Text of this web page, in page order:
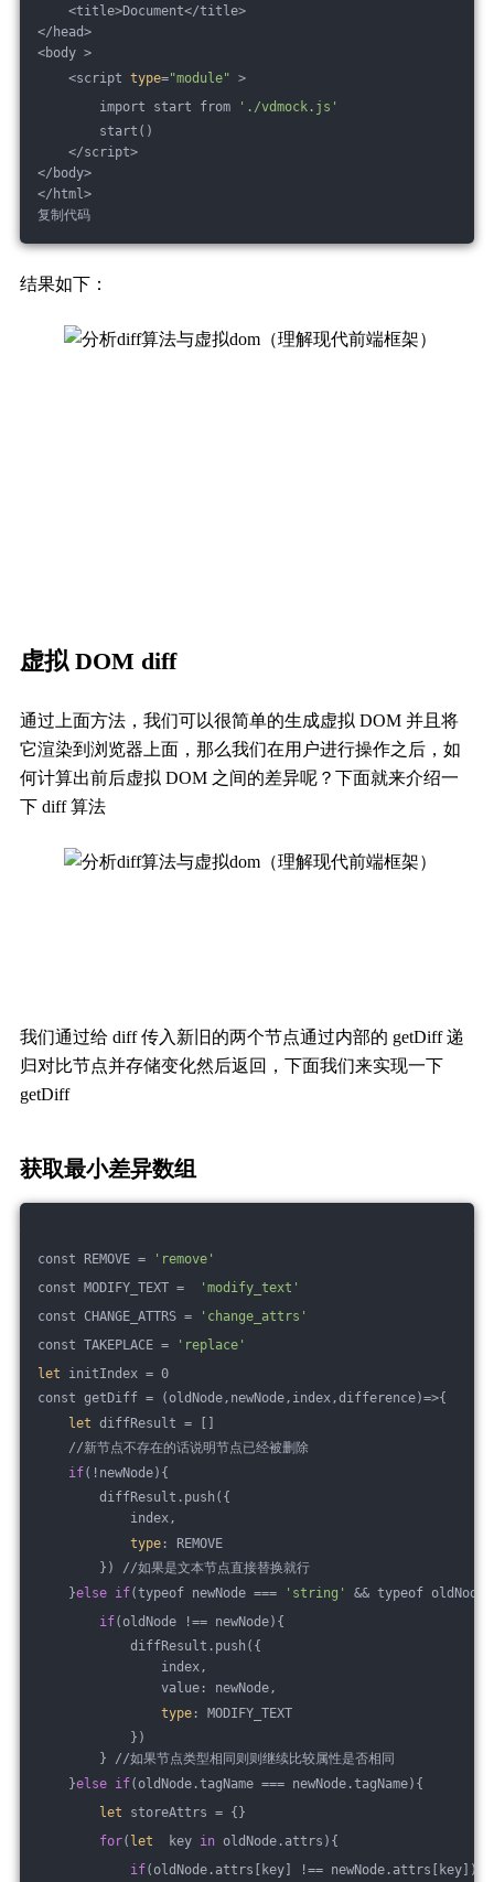
<title>Document</title>
</head>
<body >
<script type="module" >
import start from
'./vdmock.js'
start()
</script>
</body>
</html>
复制代码
结果如下：
虚拟 DOM diff
通过上面方法，我们可以很简单的生成虚拟 DOM 并且将
它渲染到浏览器上面，那么我们在用户进行操作之后，如
何计算出前后虚拟 DOM 之间的差异呢？下面就来介绍一
下 diff 算法
我们通过给 diff 传入新旧的两个节点通过内部的 getDiff 递
归对比节点并存储变化然后返回，下面我们来实现一下
getDiff
获取最小差异数组
const REMOVE =
'remove'
const MODIFY_TEXT =
'modify_text'
const CHANGE_ATTRS =
'change_attrs'
const TAKEPLACE =
'replace'
let initIndex = 0
const getDiff = (oldNode,newNode,index,difference)=>{
let diffResult = []
//新节点不存在的话说明节点已经被删除
if(!newNode){
diffResult.push({
index,
type : REMOVE
}) //如果是文本节点直接替换就行
}else if(typeof newNode === 'string'
&& typeof oldNode
if(oldNode !== newNode){
diffResult.push({
index,
value: newNode,
type : MODIFY_TEXT
})
} //如果节点类型相同则则继续比较属性是否相同
}else if(oldNode.tagName === newNode.tagName){
let storeAttrs = {}
for( let key in oldNode.attrs){
if(oldNode.attrs[key] !== newNode.attrs[key]){